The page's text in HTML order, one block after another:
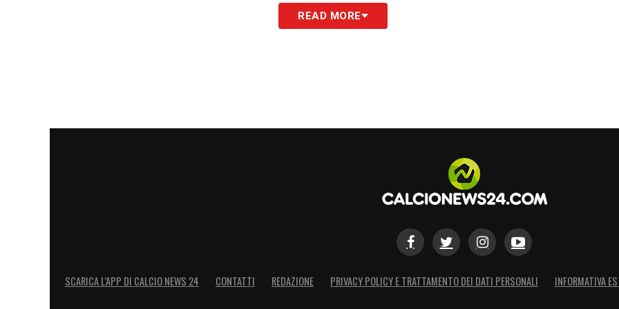
READ MORE
SCARICA L’APP DI CALCIO NEWS 24 CONTATTI REDAZIONE PRIVACY POLICY E TRATTAMENTO DEI DATI PERSONALI INFORMATIVA